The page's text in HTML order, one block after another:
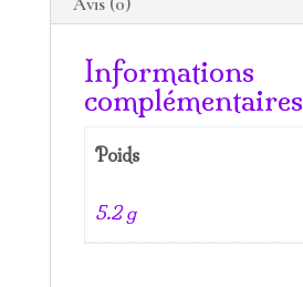
Informations
complémentaires
Poids
5.2 g